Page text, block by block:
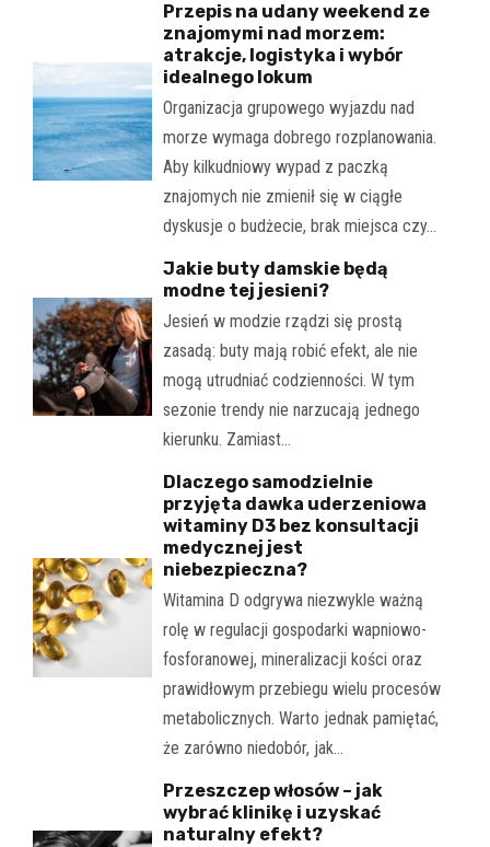
Przepis na udany weekend ze
znajomymi nad morzem:
atrakcje, logistyka i wybór
idealnego lokum
Organizacja grupowego wyjazdu nad
morze wymaga dobrego rozplanowania.
Aby kilkudniowy wypad z paczką
znajomych nie zmienił się w ciągłe
dyskusje o budżecie, brak miejsca czy…
Jakie buty damskie będą
modne tej jesieni?
Jesień w modzie rządzi się prostą
zasadą: buty mają robić efekt, ale nie
mogą utrudniać codzienności. W tym
sezonie trendy nie narzucają jednego
kierunku. Zamiast…
Dlaczego samodzielnie
przyjęta dawka uderzeniowa
witaminy D3 bez konsultacji
medycznej jest
niebezpieczna?
Witamina D odgrywa niezwykle ważną
rolę w regulacji gospodarki wapniowo-
fosforanowej, mineralizacji kości oraz
prawidłowym przebiegu wielu procesów
metabolicznych. Warto jednak pamiętać,
że zarówno niedobór, jak…
Przeszczep włosów – jak
wybrać klinikę i uzyskać
naturalny efekt?